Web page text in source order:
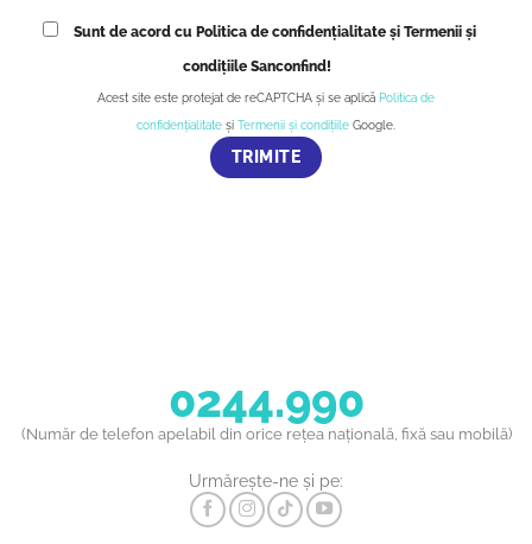
Sunt de acord cu Politica de confidențialitate și Termenii și
condițiile Sanconfind!
Acest site este protejat de reCAPTCHA și se aplică Politica de
confidențialitate și Termenii și condițiile Google.
0244.990
(Număr de telefon apelabil din orice rețea națională, fixă sau mobilă)
Urmărește-ne și pe: